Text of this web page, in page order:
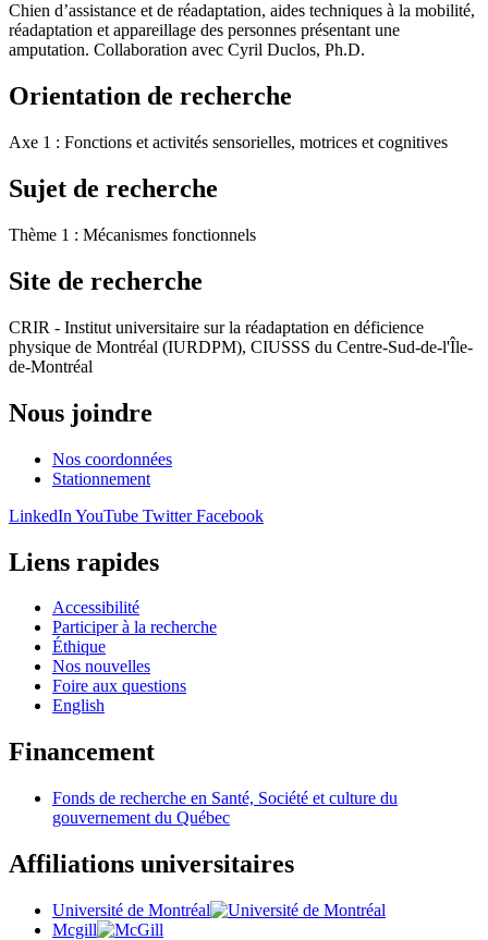
Chien d’assistance et de réadaptation, aides techniques à la mobilité,
réadaptation et appareillage des personnes présentant une
amputation. Collaboration avec Cyril Duclos, Ph.D.
Orientation de recherche
Axe 1 : Fonctions et activités sensorielles, motrices et cognitives
Sujet de recherche
Thème 1 : Mécanismes fonctionnels
Site de recherche
CRIR - Institut universitaire sur la réadaptation en déficience
physique de Montréal (IURDPM), CIUSSS du Centre-Sud-de-l'Île-
de-Montréal
Nous joindre
Nos coordonnées
Stationnement
LinkedIn YouTube Twitter Facebook
Liens rapides
Accessibilité
Participer à la recherche
Éthique
Nos nouvelles
Foire aux questions
English
Financement
Fonds de recherche en Santé, Société et culture du
gouvernement du Québec
Affiliations universitaires
Université de Montréal
Mcgill